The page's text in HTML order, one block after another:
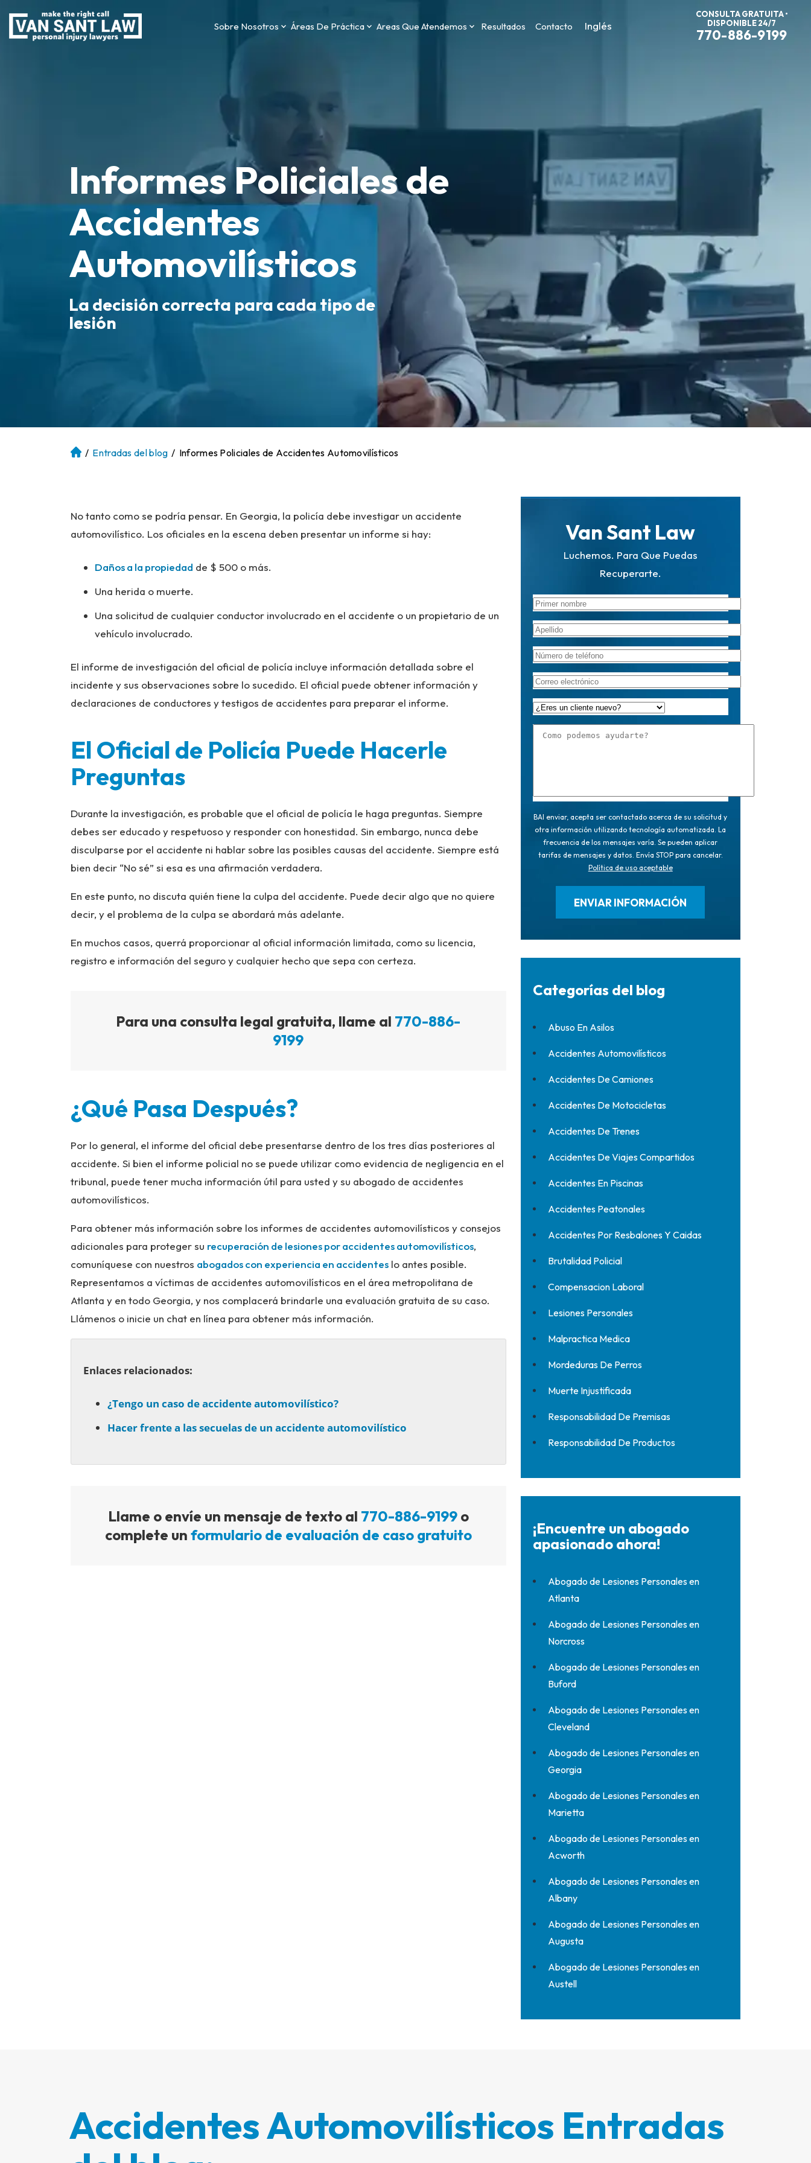
Sobre Nosotros Áreas De Práctica Areas Que Atendemos Resultados Contacto Inglés
CONSULTA GRATUITA •
DISPONIBLE 24/7
770-886-9199
Informes Policiales de
Accidentes
Automovilísticos
La decisión correcta para cada tipo de
lesión
Ini / Entradas del blog / Informes Policiales de Accidentes Automovilísticos
No tanto como se podría pensar. En Georgia, la policía debe investigar un accidente
automovilístico. Los oficiales en la escena deben presentar un informe si hay:
Daños a la propiedad de $ 500 o más.
Una herida o muerte.
Una solicitud de cualquier conductor involucrado en el accidente o un propietario de un
vehículo involucrado.
El informe de investigación del oficial de policía incluye información detallada sobre el
incidente y sus observaciones sobre lo sucedido. El oficial puede obtener información y
declaraciones de conductores y testigos de accidentes para preparar el informe.
El Oficial de Policía Puede Hacerle
Preguntas
Durante la investigación, es probable que el oficial de policía le haga preguntas. Siempre
debes ser educado y respetuoso y responder con honestidad. Sin embargo, nunca debe
disculparse por el accidente ni hablar sobre las posibles causas del accidente. Siempre está
bien decir “No sé” si esa es una afirmación verdadera.
En este punto, no discuta quién tiene la culpa del accidente. Puede decir algo que no quiere
decir, y el problema de la culpa se abordará más adelante.
En muchos casos, querrá proporcionar al oficial información limitada, como su licencia,
registro e información del seguro y cualquier hecho que sepa con certeza.
Para una consulta legal gratuita, llame al 770-886-
9199
¿Qué Pasa Después?
Por lo general, el informe del oficial debe presentarse dentro de los tres días posteriores al
accidente. Si bien el informe policial no se puede utilizar como evidencia de negligencia en el
tribunal, puede tener mucha información útil para usted y su abogado de accidentes
automovilísticos.
Para obtener más información sobre los informes de accidentes automovilísticos y consejos
adicionales para proteger su recuperación de lesiones por accidentes automovilísticos,
comuníquese con nuestros abogados con experiencia en accidentes lo antes posible.
Representamos a víctimas de accidentes automovilísticos en el área metropolitana de
Atlanta y en todo Georgia, y nos complacerá brindarle una evaluación gratuita de su caso.
Llámenos o inicie un chat en línea para obtener más información.
Enlaces relacionados:
¿Tengo un caso de accidente automovilístico?
Hacer frente a las secuelas de un accidente automovilístico
Llame o envíe un mensaje de texto al 770-886-9199o
complete un formulario de evaluación de caso gratuito
Van Sant Law
Luchemos. Para Que Puedas
Recuperarte.
BAl enviar, acepta ser contactado acerca de su solicitud y
otra información utilizando tecnología automatizada. La
frecuencia de los mensajes varía. Se pueden aplicar
tarifas de mensajes y datos. Envía STOP para cancelar.
Política de uso aceptable
Categorías del blog
Abuso En Asilos
Accidentes Automovilísticos
Accidentes De Camiones
Accidentes De Motocicletas
Accidentes De Trenes
Accidentes De Viajes Compartidos
Accidentes En Piscinas
Accidentes Peatonales
Accidentes Por Resbalones Y Caidas
Brutalidad Policial
Compensacion Laboral
Lesiones Personales
Malpractica Medica
Mordeduras De Perros
Muerte Injustificada
Responsabilidad De Premisas
Responsabilidad De Productos
¡Encuentre un abogado
apasionado ahora!
Abogado de Lesiones Personales en
Atlanta
Abogado de Lesiones Personales en
Norcross
Abogado de Lesiones Personales en
Buford
Abogado de Lesiones Personales en
Cleveland
Abogado de Lesiones Personales en
Georgia
Abogado de Lesiones Personales en
Marietta
Abogado de Lesiones Personales en
Acworth
Abogado de Lesiones Personales en
Albany
Abogado de Lesiones Personales en
Augusta
Abogado de Lesiones Personales en
Austell
Accidentes Automovilísticos Entradas